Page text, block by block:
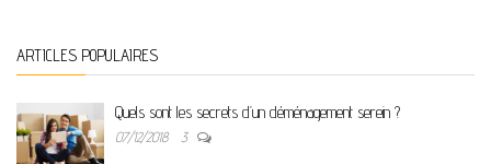
ARTICLES POPULAIRES
Quels sont les secrets d’un déménagement serein ?
07/12/2018 3